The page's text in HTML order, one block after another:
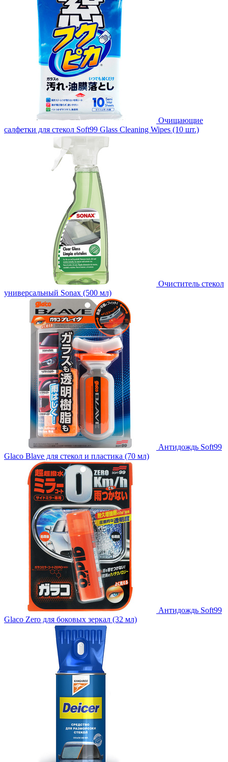
Очищающие
салфетки для стекол Soft99 Glass Cleaning Wipes (10 шт.)
Очиститель стекол
универсальный Sonax (500 мл)
Антидождь Soft99
Glaco Blave для стекол и пластика (70 мл)
Антидождь Soft99
Glaco Zero для боковых зеркал (32 мл)